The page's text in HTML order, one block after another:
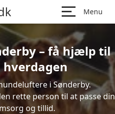
Menu
– få hjælp til
i Sønderby.
rette person til at passe din
og tillid.